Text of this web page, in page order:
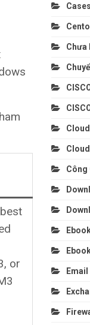
or
Cases
Chưa
Cloud
Cloud
Công